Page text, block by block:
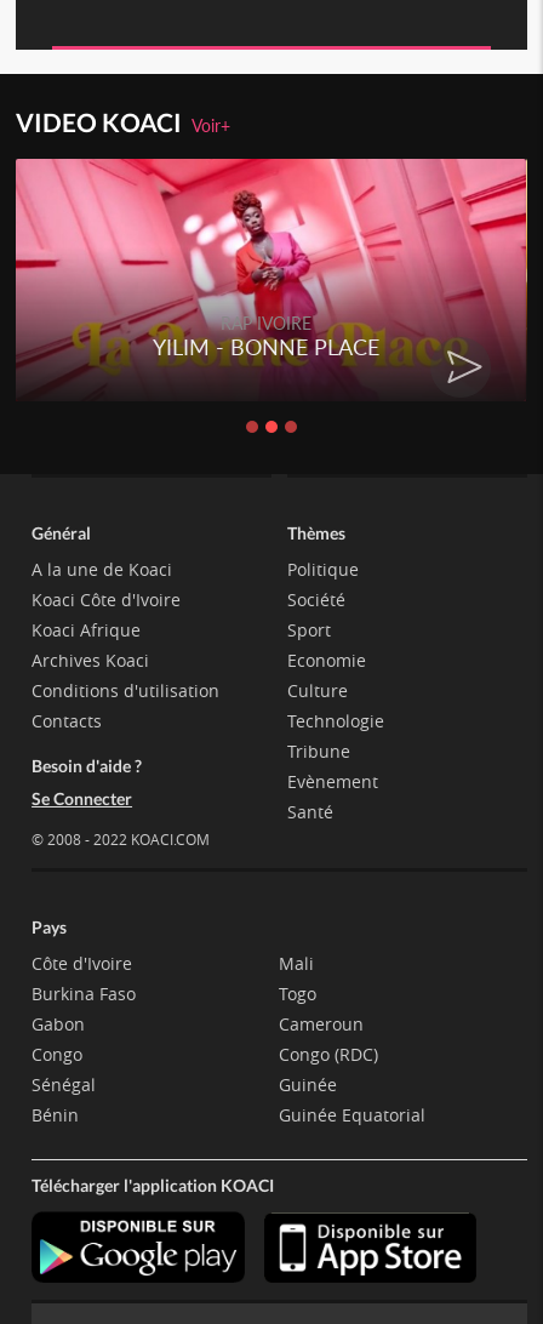
VIDEO KOACIVoir+
RAP IVOIRE
YILIM - BONNE PLACE
Général
A la une de Koaci
Koaci Côte d'Ivoire
Koaci Afrique
Archives Koaci
Conditions d'utilisation
Contacts
Besoin d'aide ?
Se Connecter
© 2008 - 2022 KOACI.COM
Thèmes
Politique
Société
Sport
Economie
Culture
Technologie
Tribune
Evènement
Santé
Pays
Côte d'Ivoire
Burkina Faso
Gabon
Congo
Sénégal
Bénin
Mali
Togo
Cameroun
Congo (RDC)
Guinée
Guinée Equatorial
Télécharger l'application KOACI